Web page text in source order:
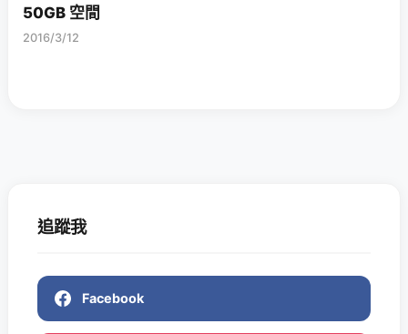
50GB 空間
2016/3/12
追蹤我
Facebook